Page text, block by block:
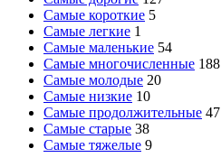
Самые короткие 5
Самые легкие 1
Самые маленькие 54
Самые многочисленные 188
Самые молодые 20
Самые низкие 10
Самые продолжительные 47
Самые старые 38
Самые тяжелые 9